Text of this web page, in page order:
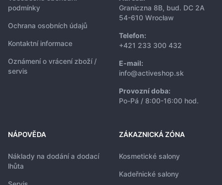
podmínky
Ochrana osobních údajů
Kontaktní informace
Oznámení o vrácení zboží /
servis
Graniczna 8B, bud. DC 2A
54-610 Wrocław
Telefon:
+421 233 300 432
E-mail:
info@activeshop.sk
Provozní doba:
Po-Pá / 8:00-16:00 hod.
NÁPOVĚDA
Náklady na dodání a dodací
lhůta
ZÁKAZNICKÁ ZÓNA
Kosmetické salony
Kadeřnické salony